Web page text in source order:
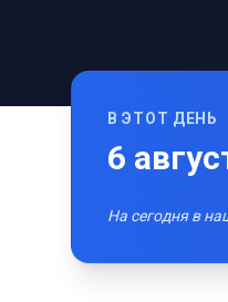
В ЭТОТ ДЕНЬ
6
На сегодня в